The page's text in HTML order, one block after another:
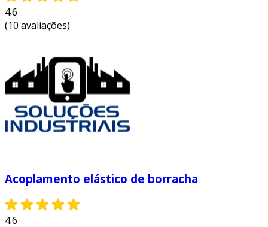
4.6
(10 avaliações)
Acoplamento elástico de borracha
4.6